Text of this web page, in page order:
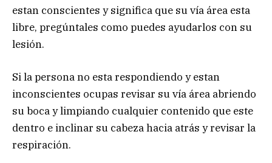
estan conscientes y significa que su vía área esta
libre, pregúntales como puedes ayudarlos con su
lesión.
Si la persona no esta respondiendo y estan
inconscientes ocupas revisar su vía área abriendo
su boca y limpiando cualquier contenido que este
dentro e inclinar su cabeza hacia atrás y revisar la
respiración.